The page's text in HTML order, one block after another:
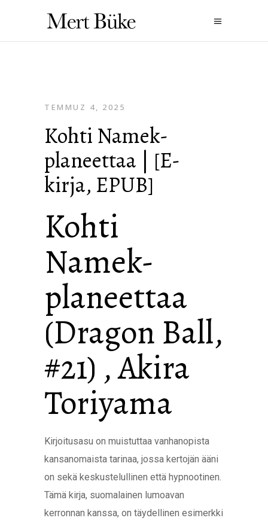
TEMMUZ 4, 2025
Kohti Namek-
planeettaa | [E-
kirja, EPUB]
Kohti
Namek-
planeettaa
(Dragon Ball,
#21) , Akira
Toriyama
Kirjoitusasu on muistuttaa vanhanopista
kansanomaista tarinaa, jossa kertojän ääni
on sekä keskustelullinen että hypnootinen.
Tämä kirja, suomalainen lumoavan
kerronnan kanssa, on täydellinen esimerkki